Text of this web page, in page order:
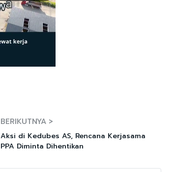
BERIKUTNYA >
Aksi di Kedubes AS, Rencana Kerjasama
PPA Diminta Dihentikan